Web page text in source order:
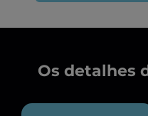
Os detalhes